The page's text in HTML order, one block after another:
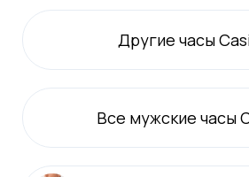
Другие часы
Все мужские часы